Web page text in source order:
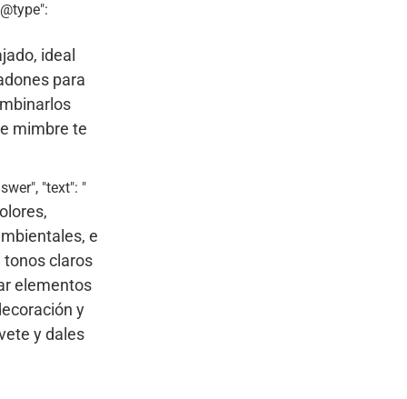
ideal
para
mimbre te
"text": "
e
tonos claros
elementos
y
y dales